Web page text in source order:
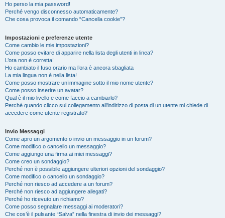
Ho perso la mia password!
Perché vengo disconnesso automaticamente?
Che cosa provoca il comando “Cancella cookie”?
Impostazioni e preferenze utente
Come cambio le mie impostazioni?
Come posso evitare di apparire nella lista degli utenti in linea?
L’ora non è corretta!
Ho cambiato il fuso orario ma l’ora è ancora sbagliata
La mia lingua non è nella lista!
Come posso mostrare un’immagine sotto il mio nome utente?
Come posso inserire un avatar?
Qual è il mio livello e come faccio a cambiarlo?
Perché quando clicco sul collegamento all’indirizzo di posta di un utente mi chiede di
accedere come utente registrato?
Invio Messaggi
Come apro un argomento o invio un messaggio in un forum?
Come modifico o cancello un messaggio?
Come aggiungo una firma ai miei messaggi?
Come creo un sondaggio?
Perché non è possibile aggiungere ulteriori opzioni del sondaggio?
Come modifico o cancello un sondaggio?
Perché non riesco ad accedere a un forum?
Perché non riesco ad aggiungere allegati?
Perché ho ricevuto un richiamo?
Come posso segnalare messaggi ai moderatori?
Che cos’è il pulsante “Salva” nella finestra di invio dei messaggi?